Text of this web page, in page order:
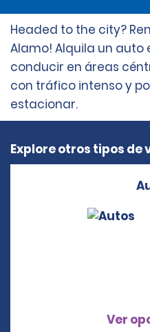
Headed to the city?
Alamo! Alquila un
conducir en áreas
con tráfico intenso y
estacionar.
Explore otros tipos de
Ver